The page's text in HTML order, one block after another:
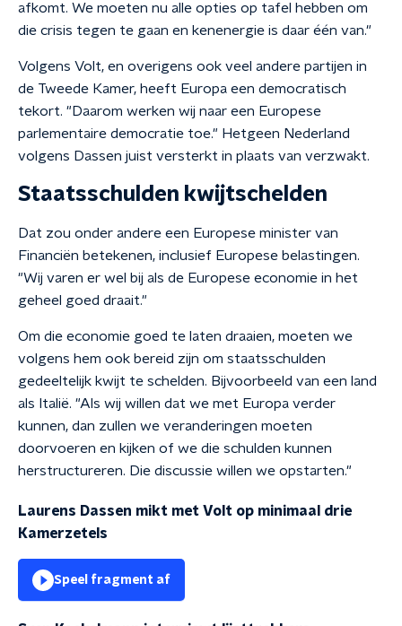
afkomt. We moeten nu alle opties op tafel hebben om
die crisis tegen te gaan en kenenergie is daar één van."
Volgens Volt, en overigens ook veel andere partijen in
de Tweede Kamer, heeft Europa een democratisch
tekort. "Daarom werken wij naar een Europese
parlementaire democratie toe." Hetgeen Nederland
volgens Dassen juist versterkt in plaats van verzwakt.
Staatsschulden kwijtschelden
Dat zou onder andere een Europese minister van
Financiën betekenen, inclusief Europese belastingen.
"Wij varen er wel bij als de Europese economie in het
geheel goed draait."
Om die economie goed te laten draaien, moeten we
volgens hem ook bereid zijn om staatsschulden
gedeeltelijk kwijt te schelden. Bijvoorbeeld van een land
als Italië. "Als wij willen dat we met Europa verder
kunnen, dan zullen we veranderingen moeten
doorvoeren en kijken of we die schulden kunnen
herstructureren. Die discussie willen we opstarten."
Laurens Dassen mikt met Volt op minimaal drie
Kamerzetels
Speel fragment af